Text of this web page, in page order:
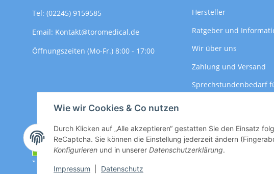
Wie wir Cookies & Co nutzen
Durch Klicken auf „Alle akzeptieren“ gestatten Sie den Einsatz
ReCaptcha. Sie können die Einstellung jederzeit ändern
Konfigurieren und in unserer Datenschutzerklärung.
Impressum Datenschutz
Tel: (02245) 9159585
Email: Kontakt@toromedical.de
Öffnungszeiten (Mo-Fr.) 8:00 - 17:00
Hersteller
Ratgeber und
Wir über uns
Zahlung und Versand
Sprechstundenbedarf
Vertrag widerrufen
* Alle Preise zzgl. gesetzlicher USt., zzgl.